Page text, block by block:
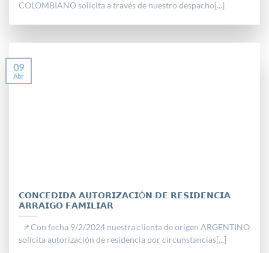
COLOMBIANO solicita a través de nuestro despacho[...]
𝗖𝗢𝗡𝗖𝗘𝗗𝗜𝗗𝗔 𝗔𝗨𝗧𝗢𝗥𝗜𝗭𝗔𝗖𝗜Ó𝗡 𝗗𝗘 𝗥𝗘𝗦𝗜𝗗𝗘𝗡𝗖𝗜𝗔
𝗔𝗥𝗥𝗔𝗜𝗚𝗢 𝗙𝗔𝗠𝗜𝗟𝗜𝗔𝗥
📌Con fecha 9/2/2024 nuestra clienta de origen ARGENTINO
solicita autorización de residencia por circunstancias[...]
09
Abr